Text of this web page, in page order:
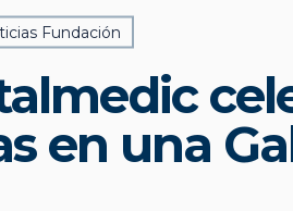
Fundación
en una